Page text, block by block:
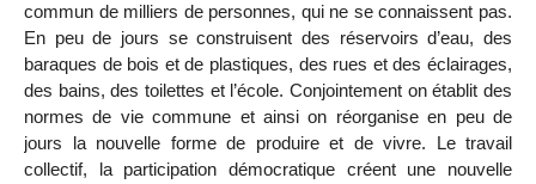
commun de milliers de personnes, qui ne se connaissent pas.
En peu de jours se construisent des réservoirs d’eau, des
baraques de bois et de plastiques, des rues et des éclairages,
des bains, des toilettes et l’école. Conjointement on établit des
normes de vie commune et ainsi on réorganise en peu de
jours la nouvelle forme de produire et de vivre. Le travail
collectif, la participation démocratique créent une nouvelle